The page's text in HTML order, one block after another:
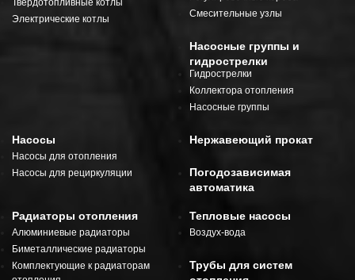
Твердотопливные котлы
Электрические котлы
Смесительные узлы
Насосные группы и
гидрострелки
Гидрострелки
Коллектора отопления
Насосные группы
Насосы
Насосы для отопления
Насосы для рециркуляции
Нержавеющий прокат
Погодозависимая
автоматика
Радиаторы отопления
Алюминиевые радиаторы
Биметаллические радиаторы
Комплектующие к радиаторам
Тепловые насосы
Воздух-вода
Трубы для систем